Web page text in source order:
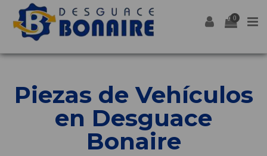
0
Piezas de Vehículos
en Desguace
Bonaire